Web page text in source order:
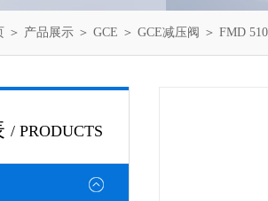
＞ 产品展示 ＞ GCE ＞ GCE减压阀 ＞ FMD
/ PRODUCTS